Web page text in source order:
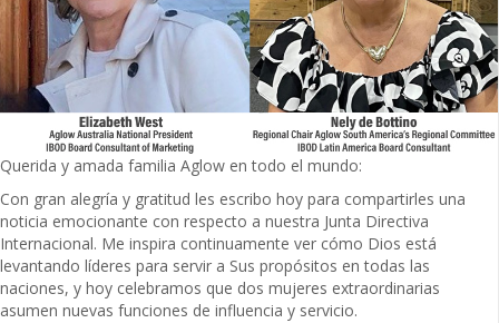
Querida y amada familia Aglow en todo el mundo:
Con gran alegría y gratitud les escribo hoy para compartirles una
noticia emocionante con respecto a nuestra Junta Directiva
Internacional. Me inspira continuamente ver cómo Dios está
levantando líderes para servir a Sus propósitos en todas las
naciones, y hoy celebramos que dos mujeres extraordinarias
asumen nuevas funciones de influencia y servicio.